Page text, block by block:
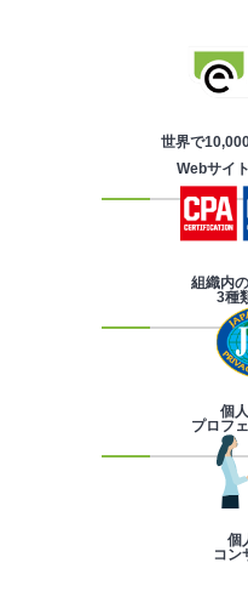
世界で
Webサイ
組織内
3種
個
プロフ
個
コン